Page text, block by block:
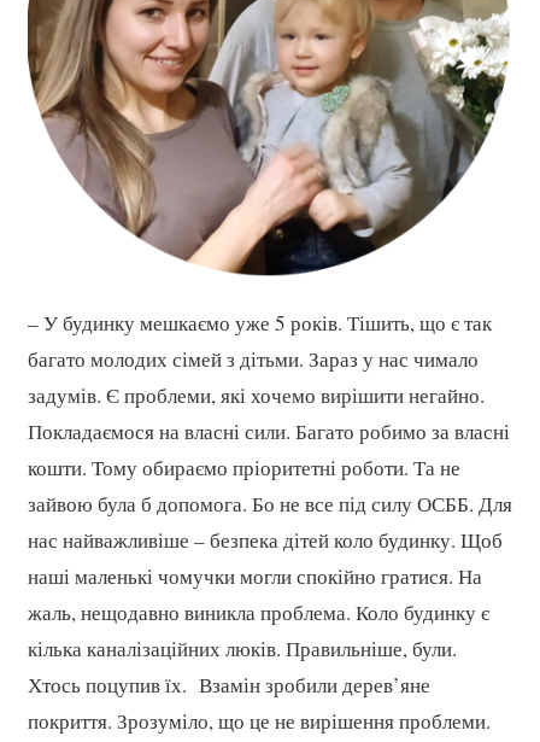
– У будинку мешкаємо уже 5 років. Тішить, що є так
багато молодих сімей з дітьми. Зараз у нас чимало
задумів. Є проблеми, які хочемо вирішити негайно.
Покладаємося на власні сили. Багато робимо за власні
кошти. Тому обираємо пріоритетні роботи. Та не
зайвою була б допомога. Бо не все під силу ОСББ. Для
нас найважливіше – безпека дітей коло будинку. Щоб
наші маленькі чомучки могли спокійно гратися. На
жаль, нещодавно виникла проблема. Коло будинку є
кілька каналізаційних люків. Правильніше, були.
Хтось поцупив їх. Взамін зробили дерев’яне
покриття. Зрозуміло, що це не вирішення проблеми.